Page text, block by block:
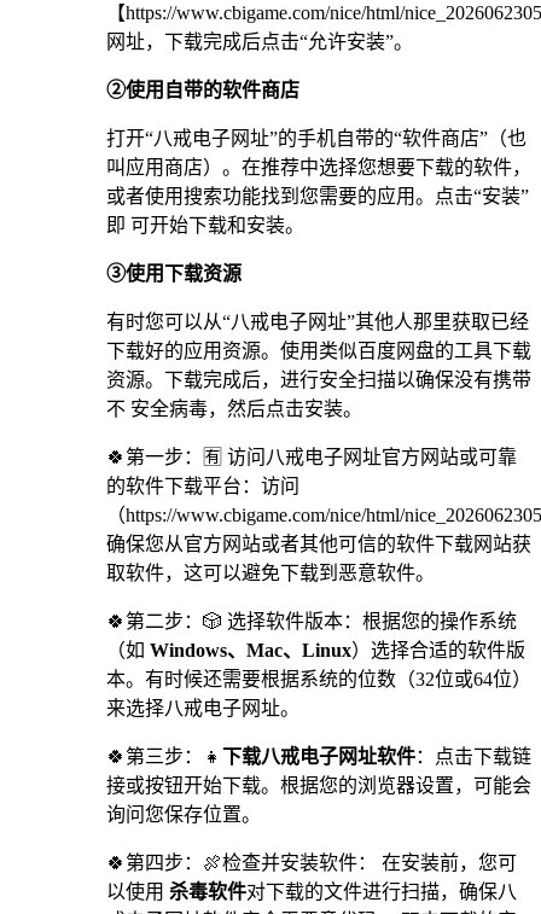
【https://www.cbigame.com/nice/html/
网址，下载完成后点击“允许安装”。
②使用自带的软件商店
打开“八戒电子网址”的手机自带的“软件商店”（也
叫应用商店）。在推荐中选择您想要下载的软件，
或者使用搜索功能找到您需要的应用。点击“安装”
即 可开始下载和安装。
③使用下载资源
有时您可以从“八戒电子网址”其他人那里获取已经
下载好的应用资源。使用类似百度网盘的工具下载
资源。下载完成后，进行安全扫描以确保没有携带
不 安全病毒，然后点击安装。
🍀第一步：🈶 访问八戒电子网址官方网站或可靠
的软件下载平台：访问
（https://www.cbigame.com/nice/html/
确保您从官方网站或者其他可信的软件下载网站获
取软件，这可以避免下载到恶意软件。
🍀第二步：🎲 选择软件版本：根据您的操作系统
（如 Windows、Mac、Linux）选择合适的软件版
本。有时候还需要根据系统的位数（32位或64位）
来选择八戒电子网址。
🍀第三步：👧 下载八戒电子网址软件：点击下载链
接或按钮开始下载。根据您的浏览器设置，可能会
询问您保存位置。
🍀第四步：🍖检查并安装软件： 在安装前，您可
以使用 杀毒软件对下载的文件进行扫描，确保八